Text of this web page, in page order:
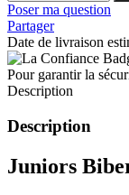
Poser ma question
Partager
Date de livraison
Pour garantir la
Description
Description
Juniors